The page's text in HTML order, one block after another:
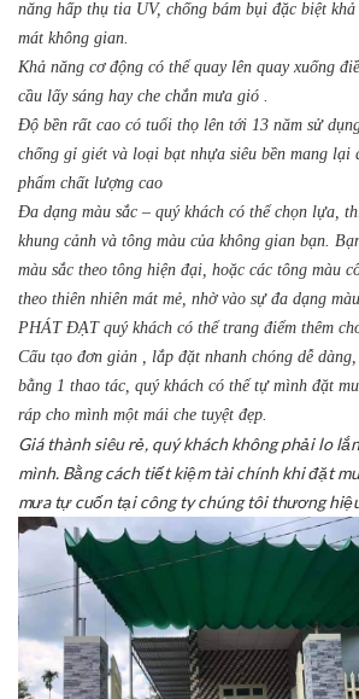
năng hấp thụ tia UV, chống bám bụi đặc biệt
mát không gian.
Khả năng cơ động có thể quay lên quay xuống
cầu lấy sáng hay che chắn mưa gió .
Độ bền rất cao có tuổi thọ lên tới 13 năm sử
chống gỉ giét và loại bạt nhựa siêu bền mang lại
phẩm chất lượng cao
Đa dạng màu sắc – quý khách có thể chọn lựa,
khung cảnh và tông màu của không gian bạn.
màu sắc theo tông hiện đại, hoặc các tông màu
theo thiên nhiên mát mẻ, nhờ vào sự đa dạng
PHÁT ĐẠT quý khách có thể trang điểm thêm
Cấu tạo đơn giản , lắp đặt nhanh chóng dễ
bằng 1 thao tác, quý khách có thể tự mình đặt
ráp cho mình một mái che tuyệt đẹp.
Giá thành siêu rẻ, quý khách không phải lo
mình. Bằng cách tiết kiệm tài chính khi đặt
mưa tự cuốn tại công ty chúng tôi thương